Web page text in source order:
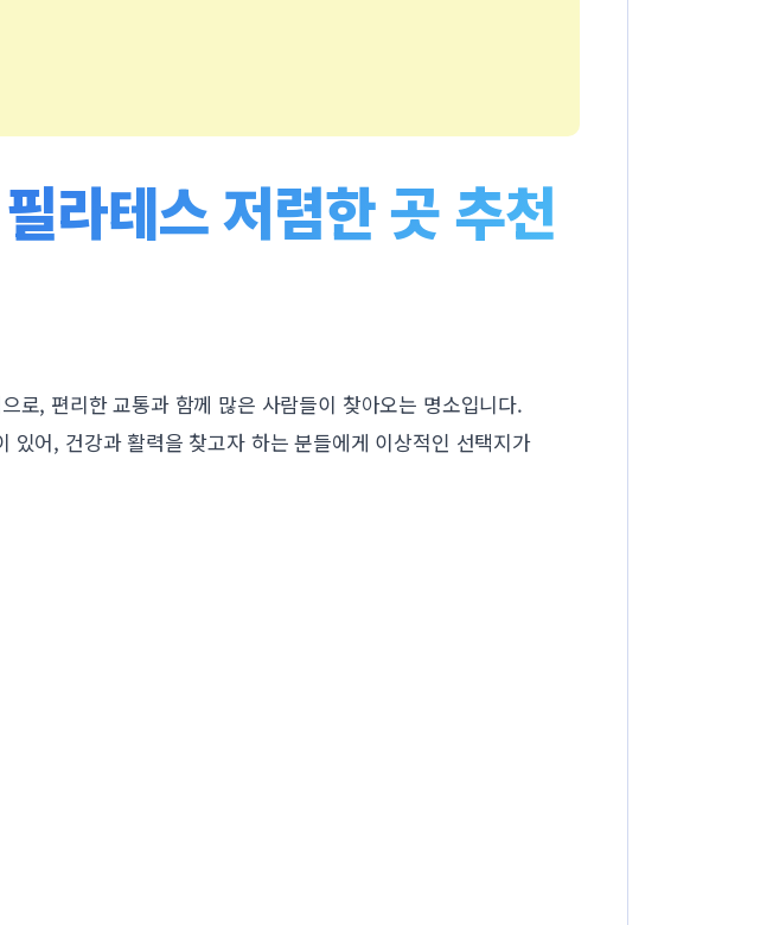
라테스 저렴한 곳 추천
로, 편리한 교통과 함께 많은 사람들이 찾아오는 명소입니다.
어, 건강과 활력을 찾고자 하는 분들에게 이상적인 선택지가